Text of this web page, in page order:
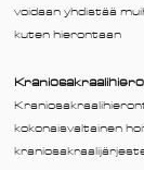
voidaan yhdistää
kuten hierontaan
kokonaisvaltainen